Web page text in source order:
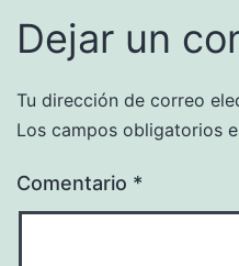
Dejar un
Tu dirección de correo
Los campos obligatorios
Comentario *